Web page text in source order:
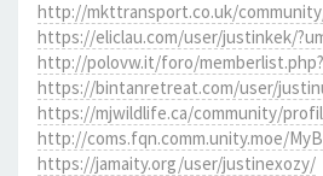
http://mkttransport.co.uk/
https://eliclau.com/user/justinkek/
http://polovw.it/foro/
https://bintanretreat.com/user/
https://mjwildlife.ca/community/
http://coms.fqn.comm.unity.moe/
https://jamaity.org/user/justinexozy/